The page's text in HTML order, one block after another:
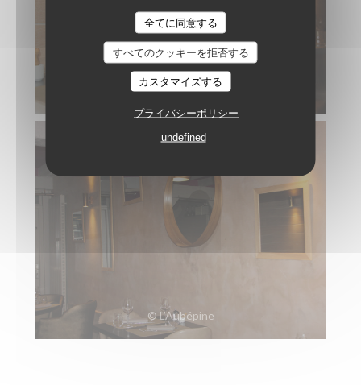
全てに同意する
すべてのクッキーを拒否する
カスタマイズする
プライバシーポリシー
undefined
© L’Aubépine
© L’Aubépine